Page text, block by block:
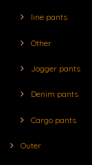
line pants
Other
Jogger pants
Denim pants
Cargo pants
Outer